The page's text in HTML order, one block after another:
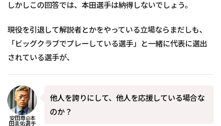
しかしこの回答では、本田選手は納得しないでしょう。
現役を引退して解説者とかをやっている立場ならまだしも、
「ビッグクラブでプレーしている選手」と一緒に代表に選出
されている選手が、
安田尊@本
田圭佑選手
他人を誇りにして、他人を応援している場合な
のか？